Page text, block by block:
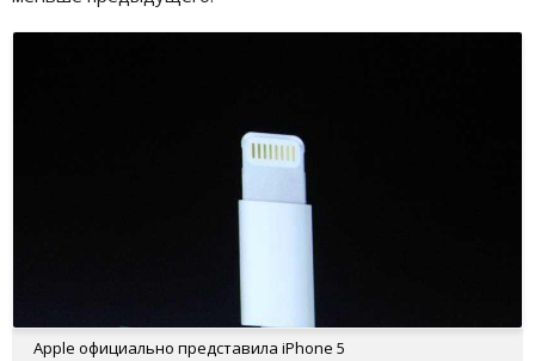
Apple официально представила iPhone 5